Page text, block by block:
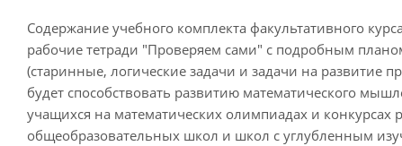
Содержание учебного комплекта факультативного
рабочие тетради "Проверяем сами" с подробным
(старинные, логические задачи и задачи на развитие
будет способствовать развитию математического
учащихся на математических олимпиадах и
общеобразовательных школ и школ с углубленным